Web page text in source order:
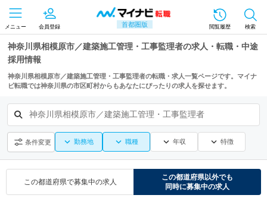
首都圏版
メニュー 会員登録 閲覧履歴 検索
神奈川県相模原市／建築施工管理・工事監理者の求人・転職・中途
採用情報
神奈川県相模原市／建築施工管理・工事監理者の転職・求人一覧ページです。マイナ
ビ転職では神奈川県の市区町村からもあなたにぴったりの求人を探せます。
神奈川県相模原市／建築施工管理・工事監理者
条件変更 勤務地 職種 年収 特徴
この都道府県で募集中の求人
この都道府県以外でも
同時に募集中の求人